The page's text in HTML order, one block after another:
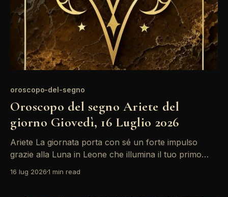
oroscopo-del-segno
Oroscopo del segno Ariete del
giorno Giovedì, 16 Luglio 2026
Ariete La giornata porta con sé un forte impulso
grazie alla Luna in Leone che illumina il tuo primo
possono farti sentire più responsabile, ma attenzione
16 lug 20261 min read